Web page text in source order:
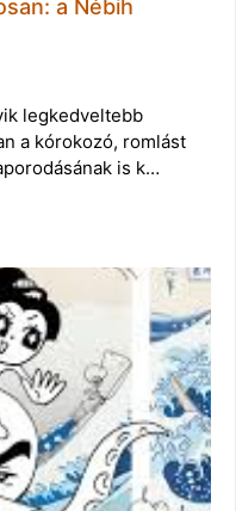
a Nébih
legkedveltebb
a kórokozó, romlást
is k…